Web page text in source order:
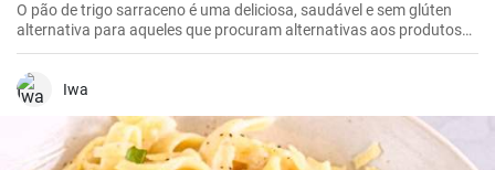
O pão de trigo sarraceno é uma deliciosa, saudável e sem glúten
alternativa para aqueles que procuram alternativas aos produtos
tradicionais de farinha de trigo. Ideal para o pequeno-almoço ou
como adição à sopa.
Iwa